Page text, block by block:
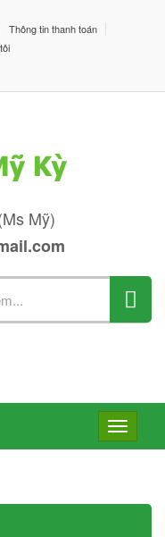
Thông tin thanh toán
Mỹ)
Toggle
navigation